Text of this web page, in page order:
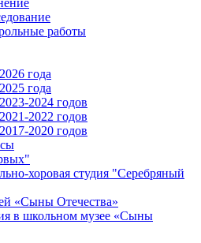
работы
года
года
2024 годов
2022 годов
2020 годов
хоровая студия "Серебряный
«Сыны Отечества»
в школьном музее «Сыны